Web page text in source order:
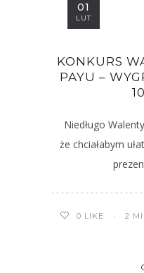
01
LUT
KONKURS
PAYU –
Niedługo
że chciałabym
0 LIKE 2